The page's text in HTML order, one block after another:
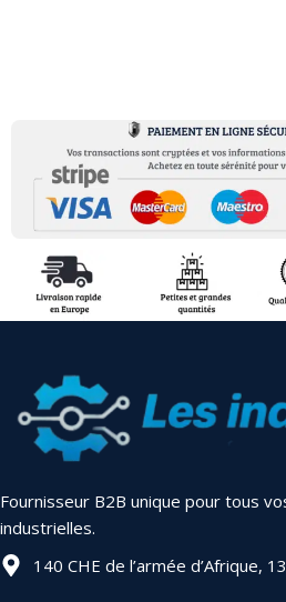
Fournisseur B2B unique pour tous
industrielles.
140 CHE de l’armée d’Afrique,